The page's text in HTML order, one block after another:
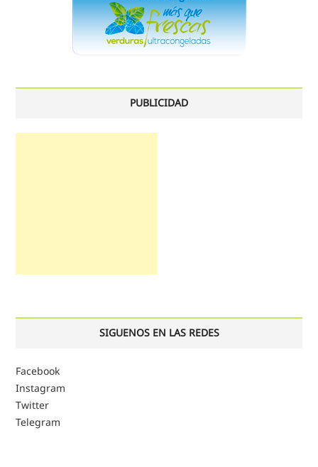
PUBLICIDAD
SIGUENOS EN LAS REDES
Facebook
Instagram
Twitter
Telegram